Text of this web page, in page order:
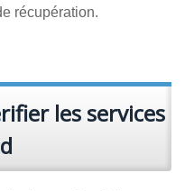
récupération.
les services